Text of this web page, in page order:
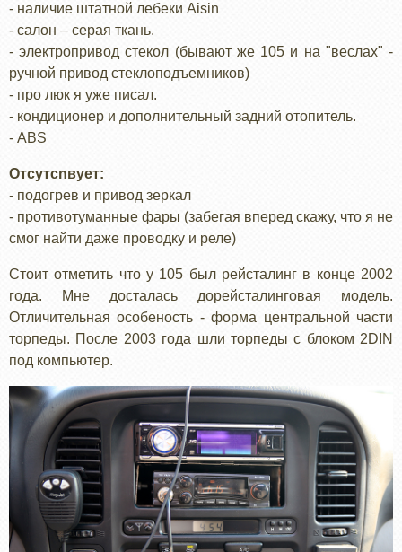
- наличие штатной лебеки Aisin
- cалон – серая ткань.
- электропривод стекол (бывают же 105 и на "веслах" -
ручной привод стеклоподъемников)
- про люк я уже писал.
- кондиционер и дополнительный задний отопитель.
- ABS
Отсутcnвует:
- подогрев и привод зеркал
- противотуманные фары (забегая вперед скажу, что я не
смог найти даже проводку и реле)
Стоит отметить что у 105 был рейсталинг в конце 2002
года. Мне досталась дорейсталинговая модель.
Отличительная особеность - форма центральной части
торпеды. После 2003 года шли торпеды с блоком 2DIN
под компьютер.